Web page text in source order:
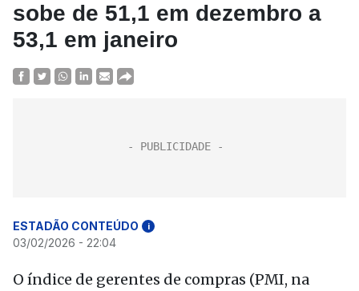
sobe de 51,1 em dezembro a
53,1 em janeiro
ESTADÃO CONTEÚDO i
03/02/2026 - 22:04
O índice de gerentes de compras (PMI, na